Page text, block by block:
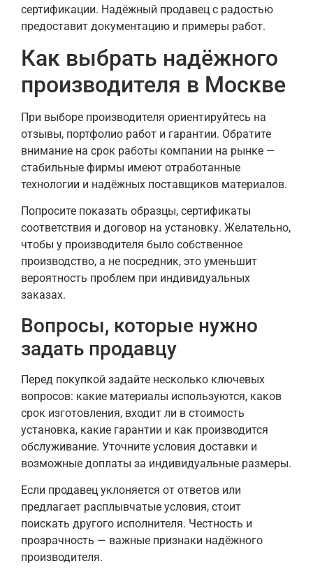
сертификации. Надёжный продавец с радостью
предоставит документацию и примеры работ.
Как выбрать надёжного
производителя в Москве
При выборе производителя ориентируйтесь на
отзывы, портфолио работ и гарантии. Обратите
внимание на срок работы компании на рынке —
стабильные фирмы имеют отработанные
технологии и надёжных поставщиков материалов.
Попросите показать образцы, сертификаты
соответствия и договор на установку. Желательно,
чтобы у производителя было собственное
производство, а не посредник, это уменьшит
вероятность проблем при индивидуальных
заказах.
Вопросы, которые нужно
задать продавцу
Перед покупкой задайте несколько ключевых
вопросов: какие материалы используются, каков
срок изготовления, входит ли в стоимость
установка, какие гарантии и как производится
обслуживание. Уточните условия доставки и
возможные доплаты за индивидуальные размеры.
Если продавец уклоняется от ответов или
предлагает расплывчатые условия, стоит
поискать другого исполнителя. Честность и
прозрачность — важные признаки надёжного
производителя.